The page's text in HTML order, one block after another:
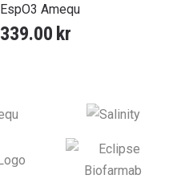
EspO3 Amequ
339.00 kr